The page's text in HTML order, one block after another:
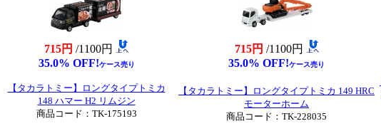
715円 /1100円
35.0% OFF!ケース売り
715円 /1100円
35.0% OFF!ケース売り
【タカラトミー】ロングタイプトミカ
148 ハマー H2 リムジン
商品コード：TK-175193
【タカラトミー】ロングタイプトミカ 149 HRC
モーターホーム
商品コード：TK-228035